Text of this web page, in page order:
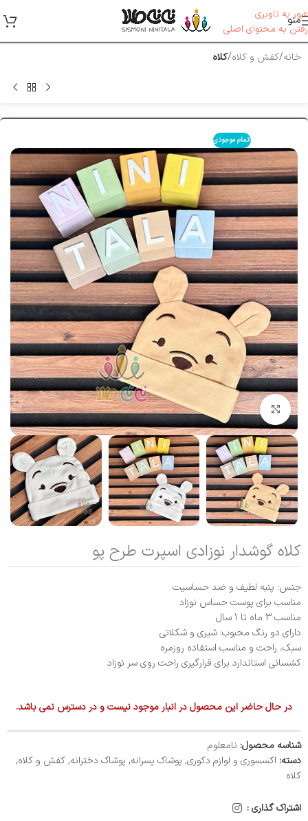
عبور به ناوبری
رفتن به محتوای اصلی
منو
خانه کفش و کلاه کلاه
اتمام موجودی
بزرگنمایی تصویر
کلاه گوشدار نوزادی اسپرت طرح پو
جنس: پنبه لطیف و ضد حساسیت
مناسب برای پوست حساس نوزاد
مناسب 3 ماه تا 1 سال
دارای دو رنگ محبوب: شیری و شکلاتی
سبک، راحت و مناسب استفاده روزمره
کشسانی استاندارد برای قرارگیری راحت روی سر نوزاد
در حال حاضر این محصول در انبار موجود نیست و در دسترس نمی باشد.
شناسه محصول: نامعلوم
دسته: اکسسوری و لوازم دکوری, پوشاک پسرانه, پوشاک دخترانه,کفش و کلاه,
کلاه
اشتراک گذاری :